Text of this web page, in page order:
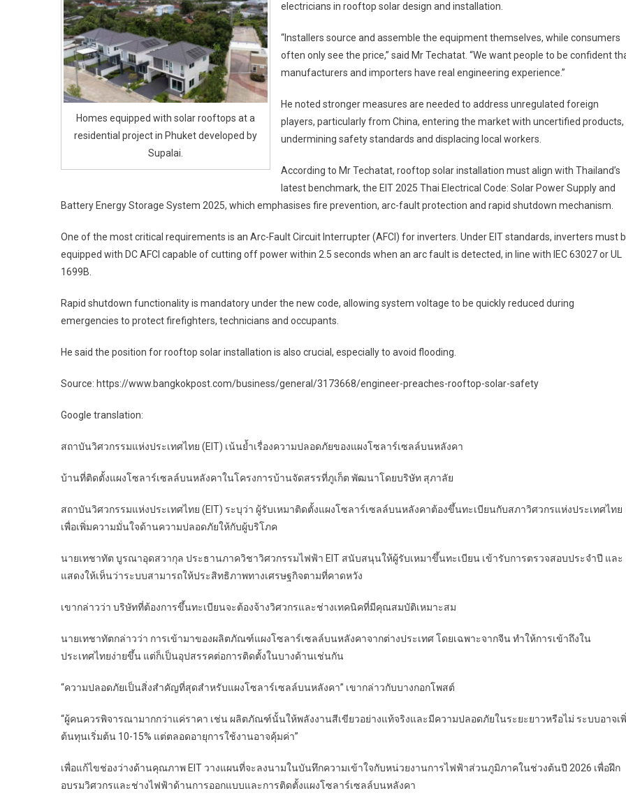
Homes equipped with solar rooftops at a
residential project in Phuket developed by
Supalai.
electricians in rooftop solar design and installation.
“Installers source and assemble the equipment themselves, while consumers
often only see the price,” said Mr Techatat. “We want people to be confident
manufacturers and importers have real engineering experience.”
He noted stronger measures are needed to address unregulated foreign
players, particularly from China, entering the market with uncertified products,
undermining safety standards and displacing local workers.
According to Mr Techatat, rooftop solar installation must align with Thailand’s
latest benchmark, the EIT 2025 Thai Electrical Code: Solar Power Supply and
Battery Energy Storage System 2025, which emphasises fire prevention, arc-fault protection and rapid shutdown mechanism.
One of the most critical requirements is an Arc-Fault Circuit Interrupter (AFCI) for inverters. Under EIT standards, inverters must
equipped with DC AFCI capable of cutting off power within 2.5 seconds when an arc fault is detected, in line with IEC 63027 or UL
1699B.
Rapid shutdown functionality is mandatory under the new code, allowing system voltage to be quickly reduced during
emergencies to protect firefighters, technicians and occupants.
He said the position for rooftop solar installation is also crucial, especially to avoid flooding.
Source: https://www.bangkokpost.com/business/general/3173668/engineer-preaches-rooftop-solar-safety
Google translation:
สถาบันวิศวกรรมแห่งประเทศไทย (EIT) เน้นย้ำเรื่องความปลอดภัยของแผงโซลาร์เซลล์บนหลังคา
บ้านที่ติดตั้งแผงโซลาร์เซลล์บนหลังคาในโครงการบ้านจัดสรรที่ภูเก็ต พัฒนาโดยบริษัท สุภาลัย
สถาบันวิศวกรรมแห่งประเทศไทย (EIT) ระบุว่า ผู้รับเหมาติดตั้งแผงโซลาร์เซลล์บนหลังคาต้องขึ้นทะเบียนกับสภาวิศวกรแห่งประเทศไทย
เพื่อเพิ่มความมั่นใจด้านความปลอดภัยให้กับผู้บริโภค
นายเทชาทัต บูรณาอุดสวากุล ประธานภาควิชาวิศวกรรมไฟฟ้า EIT สนับสนุนให้ผู้รับเหมาขึ้นทะเบียน เข้ารับการตรวจสอบประจำปี และ
แสดงให้เห็นว่าระบบสามารถให้ประสิทธิภาพทางเศรษฐกิจตามที่คาดหวัง
เขากล่าวว่า บริษัทที่ต้องการขึ้นทะเบียนจะต้องจ้างวิศวกรและช่างเทคนิคที่มีคุณสมบัติเหมาะสม
นายเทชาทัตกล่าวว่า การเข้ามาของผลิตภัณฑ์แผงโซลาร์เซลล์บนหลังคาจากต่างประเทศ โดยเฉพาะจากจีน ทำให้การเข้าถึงใน
ประเทศไทยง่ายขึ้น แต่ก็เป็นอุปสรรคต่อการติดตั้งในบางด้านเช่นกัน
“ความปลอดภัยเป็นสิ่งสำคัญที่สุดสำหรับแผงโซลาร์เซลล์บนหลังคา” เขากล่าวกับบางกอกโพสต์
“ผู้คนควรพิจารณามากกว่าแค่ราคา เช่น ผลิตภัณฑ์นั้นให้พลังงานสีเขียวอย่างแท้จริงและมีความปลอดภัยในระยะยาวหรือไม่ ระบบอาจเ
ต้นทุนเริ่มต้น 10-15% แต่ตลอดอายุการใช้งานอาจคุ้มค่า”
เพื่อแก้ไขช่องว่างด้านคุณภาพ EIT วางแผนที่จะลงนามในบันทึกความเข้าใจกับหน่วยงานการไฟฟ้าส่วนภูมิภาคในช่วงต้นปี 2026 เพื่อฝึก
อบรมวิศวกรและช่างไฟฟ้าด้านการออกแบบและการติดตั้งแผงโซลาร์เซลล์บนหลังคา